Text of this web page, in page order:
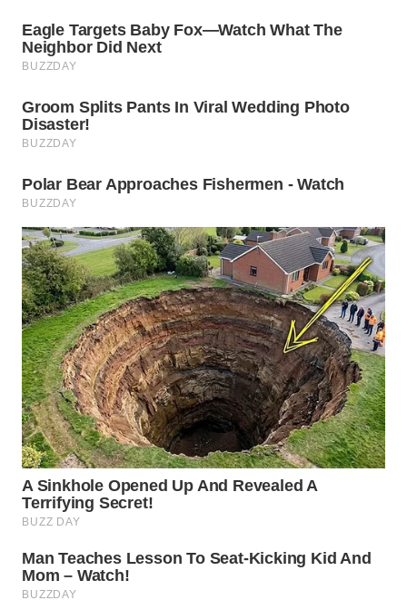
WN
WN
TANGERANG
WN
BINJAI
WN
CIREBON
WN
INDRAMAYU
WN
KUNINGAN
WN
MAJALENGKA